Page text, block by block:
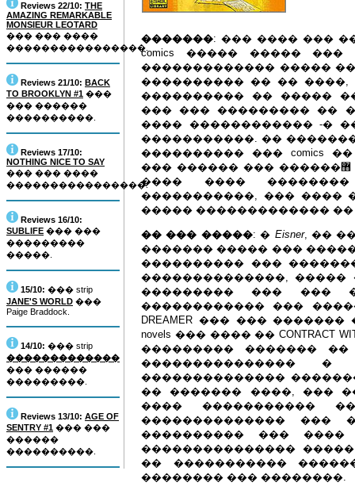
Reviews 22/10: THE
AMAZING REMARKABLE
MONSIEUR LEOTARD
��� ��� ����
����������������.
Reviews 21/10: BACK
TO BROOKLYN #1 ���
��� ������
����������.
Reviews 17/10:
NOTHING NICE TO SAY
��� ��� ����
����������������.
Reviews 16/10:
SUBLIFE ��� ���
���������
�����.
15/10: ��� strip
JANE'S WORLD ���
Paige Braddock.
14/10: ��� strip
�������������
��� ������
���������.
Reviews 13/10: AGE OF
SENTRY #1 ��� ���
������
����������.
�������: ��� ���� ���
comics ����� �����
������������� �����
���������� �� �� ����,
���������� �� �����
��� ��� ��������� ��
���� ������������ -�
�����������. ��
���������� ��� comics
��� ������ ��� ������޻ ��� ��������� �������. �������
���� ����
�����������, ��� ����
����� �������������
�� ��� �����: � Eisner, ��
������� ����� ���
���������� ���
��������������, �����
��������� ��� ���
������������ ���
DREAMER ��� ���
novels ��� ���� �� CONTRACT
��������� �������
���������������
��������������
�� ������� ����, ���
���� �����������
��������������
���������� ��� ����
���������������
�� �����������
�������� ��� ��������.